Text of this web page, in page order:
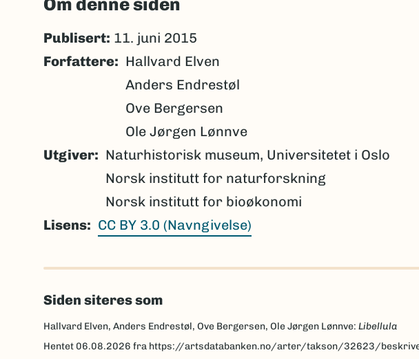
Om denne siden
Publisert: 11. juni 2015
Forfattere
Hallvard Elven
Anders Endrestøl
Ove Bergersen
Ole Jørgen Lønnve
Utgiver
Naturhistorisk museum, Universitetet i Oslo
Norsk institutt for naturforskning
Norsk institutt for bioøkonomi
Lisens
CC BY 3.0 (Navngivelse)
Siden siteres som
Hallvard Elven, Anders Endrestøl, Ove Bergersen, Ole Jørgen Lønnve: Libellula
Hentet 06.08.2026 fra https://artsdatabanken.no/arter/takson/32623/